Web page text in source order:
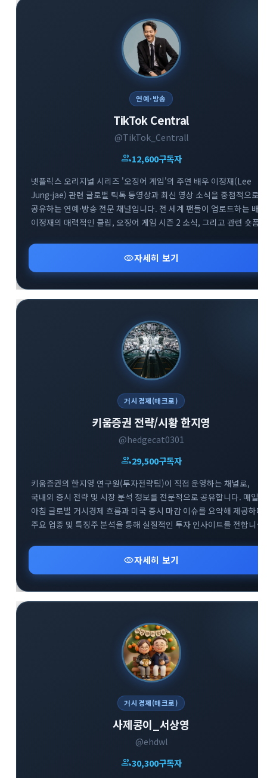
연예·방송
TikTok Central
@TikTok_Centrall
group12,600구독자
넷플릭스 오리지널 시리즈 '오징어 게임'의 주연 배우 이정재(Lee
Jung-jae) 관련 글로벌 틱톡 동영상과 최신 영상 소식을 중점적으로
공유하는 연예·방송 전문 채널입니다. 전 세계 팬들이 업로드하는 배우
이정재의 매력적인 클립, 오징어 게임 시즌 2 소식, 그리고 관련 숏폼
이정재와 오징어 게임의 다양한 글로벌 틱톡 트렌드를 감상하고 소통
수 있는 매력적인 엔터테인먼트 공간입니다.
visibility자세히 보기
거시경제(매크로)
키움증권 전략/시황 한지영
@hedgecat0301
group29,500구독자
키움증권의 한지영 연구원(투자전략팀)이 직접 운영하는 채널로,
국내외 증시 전략 및 시장 분석 정보를 전문적으로 공유합니다. 매일
아침 글로벌 거시경제 흐름과 미국 증시 마감 이슈를 요약해 제공하며,
주요 업종 및 특징주 분석을 통해 실질적인 투자 인사이트를 전합니다.
신속한 분석을 만나볼 수 있는 경제·금융 브리핑 채널입니다.
visibility자세히 보기
거시경제(매크로)
사제콩이_서상영
@ehdwl
group30,300구독자